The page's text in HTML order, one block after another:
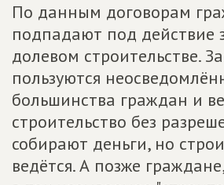
По данным договорам
подпадают под действие
долевом строительстве.
пользуются
большинства граждан и
строительство без
собирают деньги, но
ведётся. А позже